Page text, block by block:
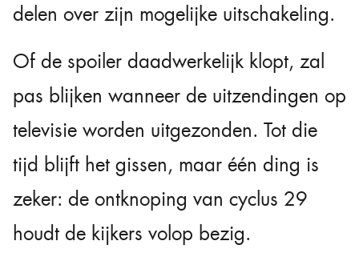
delen over zijn mogelijke uitschakeling.
Of de spoiler daadwerkelijk klopt, zal
pas blijken wanneer de uitzendingen op
televisie worden uitgezonden. Tot die
tijd blijft het gissen, maar één ding is
zeker: de ontknoping van cyclus 29
houdt de kijkers volop bezig.